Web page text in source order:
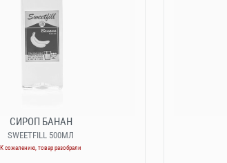
СИРОП БАНАН
SWEETFILL 500МЛ
К сожалению, товар разобрали